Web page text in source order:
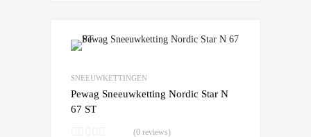
SNEEUWKETTINGEN
Pewag Sneeuwketting Nordic Star N
67 ST
(0 reviews)